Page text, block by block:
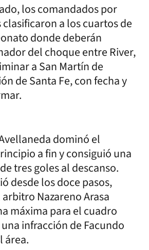
los comandados por
clasificaron a los cuartos de
donde deberán
del choque entre River,
a San Martín de
de Santa Fe, con fecha y
dominó el
a fin y consiguió una
tres goles al descanso.
desde los doce pasos,
Nazareno Arasa
máxima para el cuadro
infracción de Facundo
área.